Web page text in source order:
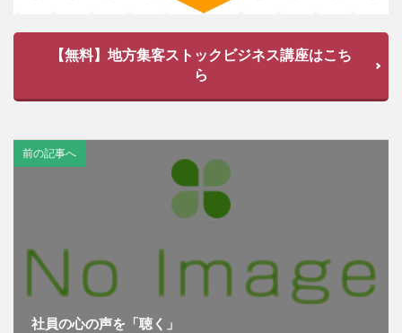
【無料】地方集客ストックビジネス講座はこち
ら
前の記事へ
社員の心の声を「聴く」